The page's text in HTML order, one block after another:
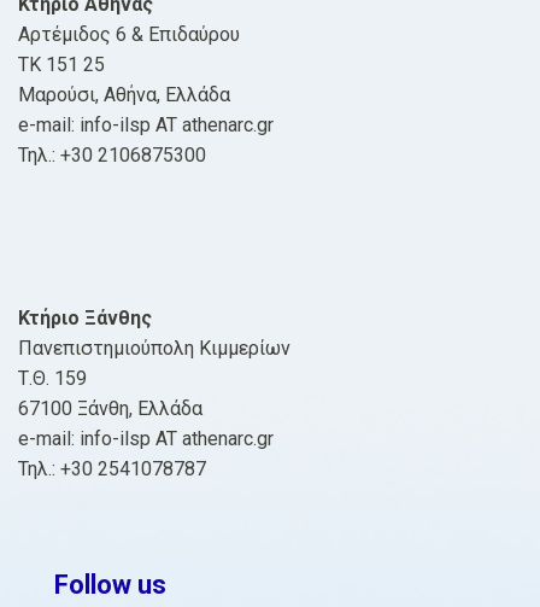
Αρτέμιδος 6 & Επιδαύρου
ΤΚ 151 25
Μαρούσι, Αθήνα, Ελλάδα
e-mail: info-ilsp AT athenarc.gr
Τηλ.: +30 2106875300
Κτήριο Ξάνθης
Πανεπιστημιούπολη Κιμμερίων
Τ.Θ. 159
67100 Ξάνθη, Ελλάδα
e-mail: info-ilsp AT athenarc.gr
Τηλ.: +30 2541078787
Follow us